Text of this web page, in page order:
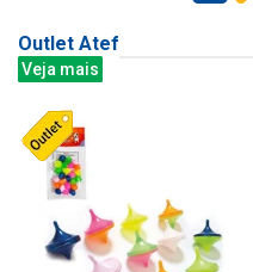
Outlet Atef
Veja mais